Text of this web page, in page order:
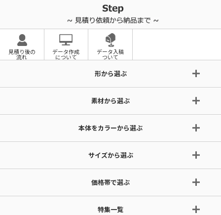
見積り後の
流れ
データ作成
について
データ入稿
ついて
形から選ぶ
素材から選ぶ
本体をカラーから選ぶ
サイズから選ぶ
価格帯で選ぶ
特集一覧